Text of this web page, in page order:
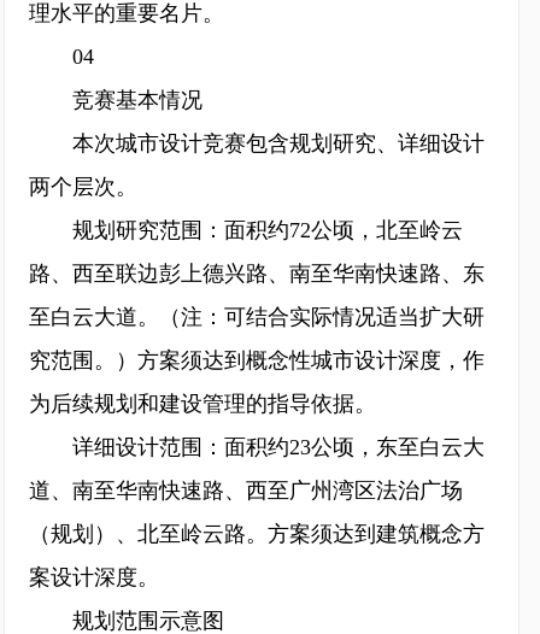
理水平的重要名片。
04
竞赛基本情况
本次城市设计竞赛包含规划研究、详细设计
两个层次。
规划研究范围：面积约72公顷，北至岭云
路、西至联边彭上德兴路、南至华南快速路、东
至白云大道。（注：可结合实际情况适当扩大研
究范围。）方案须达到概念性城市设计深度，作
为后续规划和建设管理的指导依据。
详细设计范围：面积约23公顷，东至白云大
道、南至华南快速路、西至广州湾区法治广场
（规划）、北至岭云路。方案须达到建筑概念方
案设计深度。
规划范围示意图